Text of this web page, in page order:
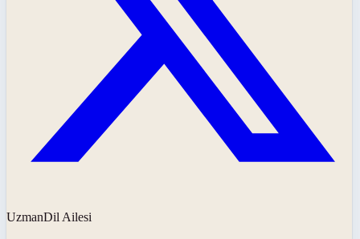
UzmanDil Ailesi